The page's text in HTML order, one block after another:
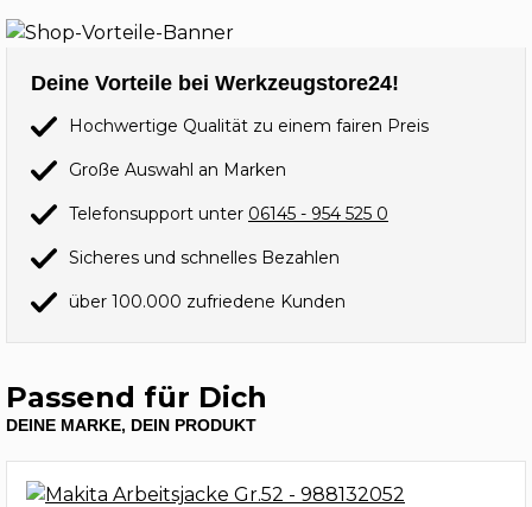
Deine Vorteile bei Werkzeugstore24!
Hochwertige Qualität zu einem fairen Preis
Große Auswahl an Marken
Telefonsupport unter 06145 - 954 525 0
Sicheres und schnelles Bezahlen
über 100.000 zufriedene Kunden
Passend für Dich
DEINE MARKE, DEIN PRODUKT